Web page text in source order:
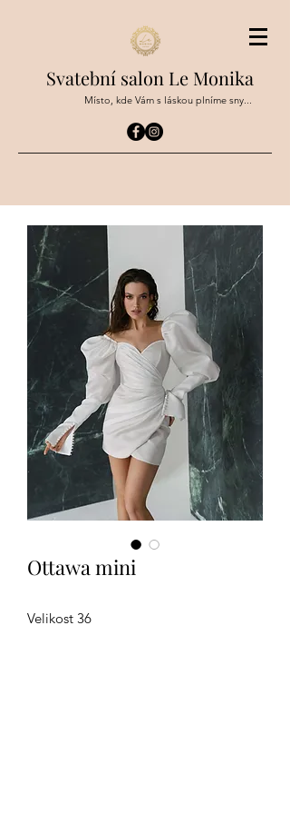
Svatební salon Le Monika
Místo, kde Vám s láskou plníme sny...
Ottawa mini
Velikost 36